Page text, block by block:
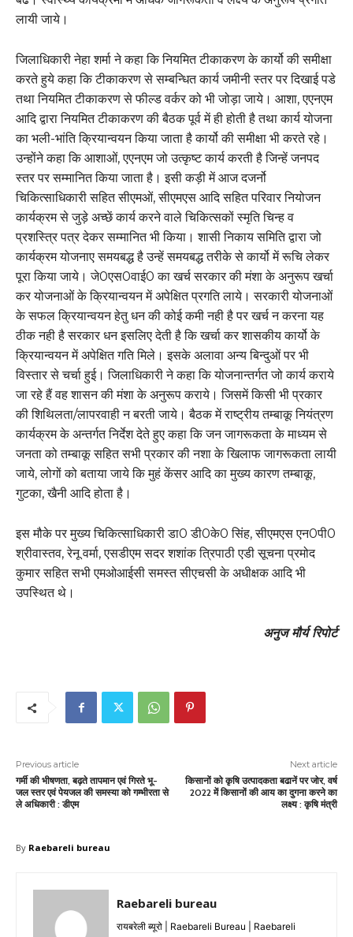
लायी जाये।
जिलाधिकारी नेहा शर्मा ने कहा कि नियमित टीकाकरण के कार्यो की समीक्षा
करते हुये कहा कि टीकाकरण से सम्बन्धित कार्य जमीनी स्तर पर दिखाई पडे
तथा नियमित टीकाकरण से फील्ड वर्कर को भी जोड़ा जाये। आशा, एएनएम
आदि द्वारा नियमित टीकाकरण की बैठक पूर्व में ही होती है तथा कार्य योजना
का भली-भांति क्रियान्वयन किया जाता है कार्यो की समीक्षा भी करते रहे।
उन्होंने कहा कि आशाओं, एएनएम जो उत्कृष्ट कार्य करती है जिन्हें जनपद
स्तर पर सम्मानित किया जाता है। इसी कड़ी में आज दजर्नो
चिकित्साधिकारी सहित सीएमओं, सीएमएस आदि सहित परिवार नियोजन
कार्यक्रम से जुड़े अच्छें कार्य करने वाले चिकित्सकों स्मृति चिन्ह व
प्रशस्त्रि पत्र देकर सम्मानित भी किया। शासी निकाय समिति द्वारा जो
कार्यक्रम योजनाए समयबद्ध है उन्हें समयबद्ध तरीके से कार्यो में रूचि लेकर
पूरा किया जाये। जे0एस0वाई0 का खर्च सरकार की मंशा के अनुरूप खर्चा
कर योजनाओं के क्रियान्वयन में अपेक्षित प्रगति लाये। सरकारी योजनाओं
के सफल क्रियान्वयन हेतु धन की कोई कमी नही है पर खर्च न करना यह
ठीक नही है सरकार धन इसलिए देती है कि खर्चा कर शासकीय कार्यो के
क्रियान्वयन में अपेक्षित गति मिले। इसके अलावा अन्य बिन्दुओं पर भी
विस्तार से चर्चा हुई। जिलाधिकारी ने कहा कि योजनान्तर्गत जो कार्य कराये
जा रहे हैं वह शासन की मंशा के अनुरूप कराये। जिसमें किसी भी प्रकार
की शिथिलता/लापरवाही न बरती जाये। बैठक में राष्ट्रीय तम्बाकू नियंत्रण
कार्यक्रम के अन्तर्गत निर्देश देते हुए कहा कि जन जागरूकता के माध्यम से
जनता को तम्बाकू सहित सभी प्रकार की नशा के खिलाफ जागरूकता लायी
जाये, लोगों को बताया जाये कि मुहं केंसर आदि का मुख्य कारण तम्बाकू,
गुटका, खैनी आदि होता है।
इस मौके पर मुख्य चिकित्साधिकारी डा0 डी0के0 सिंह, सीएमएस एन0पी0
श्रीवास्तव, रेनू वर्मा, एसडीएम सदर शशांक त्रिपाठी एडी सूचना प्रमोद
कुमार सहित सभी एमओआईसी समस्त सीएचसी के अधीक्षक आदि भी
उपस्थित थे।
अनुज मौर्य रिपोर्ट
Previous article
गर्मी की भीषणता, बढ़ते तापमान एवं गिरते भू-
जल स्तर एवं पेयजल की समस्या को गम्भीरता से
ले अधिकारी : डीएम
Next article
किसानों को कृषि उत्पादकता बढानें पर जोर, वर्ष
2022 में किसानों की आय का दुगना करने का
लक्ष्य : कृषि मंत्री
By Raebareli bureau
Raebareli bureau
रायबरेली ब्यूरो | Raebareli Bureau | Raebareli